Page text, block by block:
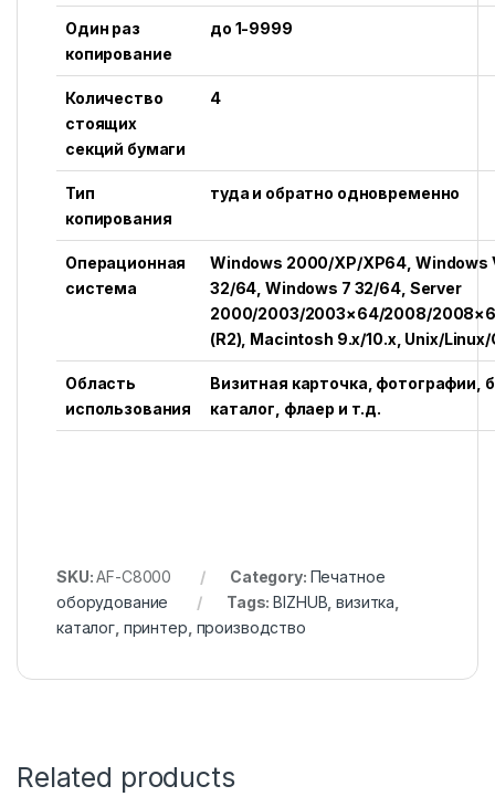
Один раз
копирование
до 1-9999
Количество
стоящих
секций бумаги
4
Тип
копирования
туда и обратно одновременно
Операционная
система
Windows 2000/XP/XP64, Windows
32/64, Windows 7 32/64, Server
2000/2003/2003×64/2008/
(R2), Macintosh 9.x/10.x, Unix/
Область
использования
Визитная карточка, фотографии,
каталог, флаер и т.д.
SKU:AF-C8000 Category: Печатное
оборудование
Tags:BIZHUB ,визитка
каталог принтер производство
Related products